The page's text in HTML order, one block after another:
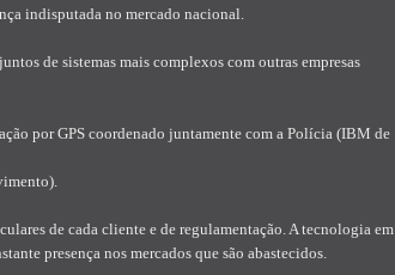
indisputada no mercado nacional.
de sistemas mais complexos com outras empresas
por GPS coordenado juntamente com a Polícia (IBM de
de cada cliente e de regulamentação. A tecnologia em
presença nos mercados que são abastecidos.